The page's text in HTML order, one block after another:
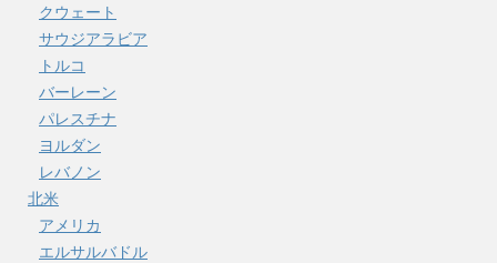
クウェート
サウジアラビア
トルコ
バーレーン
パレスチナ
ヨルダン
レバノン
北米
アメリカ
エルサルバドル